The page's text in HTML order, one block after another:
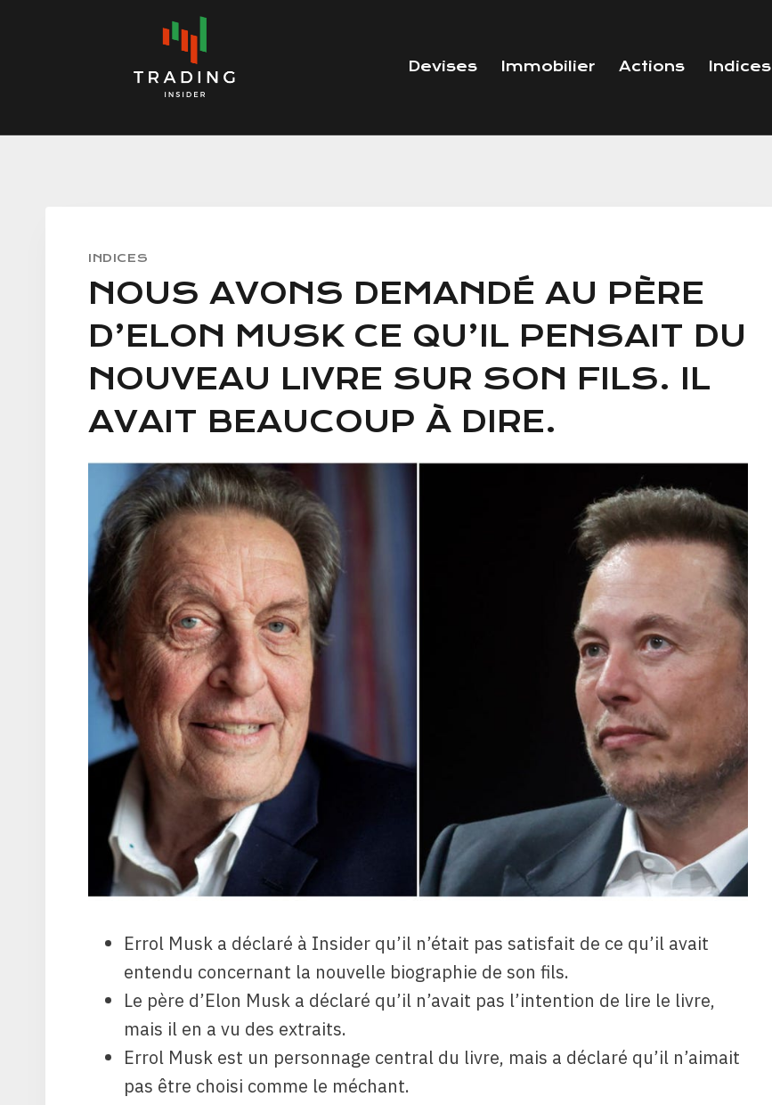
Devises Immobilier Actions Indices
INDICES
NOUS AVONS DEMANDÉ AU PÈRE
D’ELON MUSK CE QU’IL PENSAIT DU
NOUVEAU LIVRE SUR SON FILS. IL
AVAIT BEAUCOUP À DIRE.
Errol Musk a déclaré à Insider qu’il n’était pas satisfait de ce qu’il avait
entendu concernant la nouvelle biographie de son fils.
Le père d’Elon Musk a déclaré qu’il n’avait pas l’intention de lire le livre,
mais il en a vu des extraits.
Errol Musk est un personnage central du livre, mais a déclaré qu’il n’aimait
pas être choisi comme le méchant.